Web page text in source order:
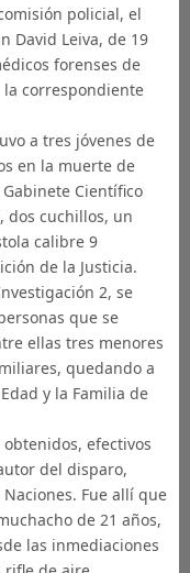
policial, el
David Leiva, de 19
forenses de
la correspondiente
a tres jóvenes de
en la muerte de
Científico
dos cuchillos, un
calibre 9
de la Justicia.
2, se
que se
ellas tres menores
quedando a
y la Familia de
efectivos
del disparo,
Fue allí que
de 21 años,
las inmediaciones